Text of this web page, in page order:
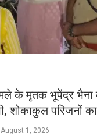
के मृतक भूपेंद्र भैना
शोकाकुल परिजनों
August 1, 2026